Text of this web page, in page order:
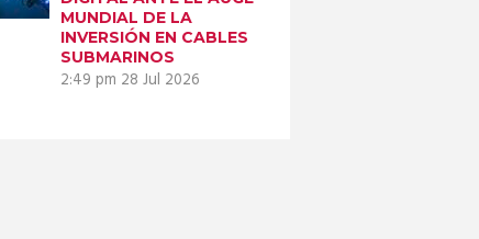
MUNDIAL DE LA
INVERSIÓN EN CABLES
SUBMARINOS
2:49 pm 28 Jul 2026